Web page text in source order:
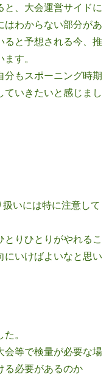
と、大会運営サイドに
はわからない部分があ
ると予想される今、推
す。
分もスポーニング時期
ていきたいと感じまし
いには特に注意して
りひとりがやれるこ
にいけばよいなと思い
。
会等で検量が必要な場
る必要があるのか